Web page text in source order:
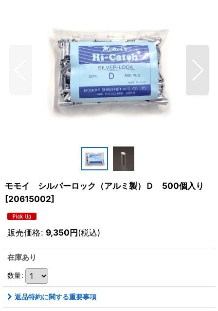
モモイ シルバーロック（アルミ製）Ｄ 500個入り
[20615002]
販売価格: 9,350円(税込)
在庫あり
数量:
返品特約に関する重要事項